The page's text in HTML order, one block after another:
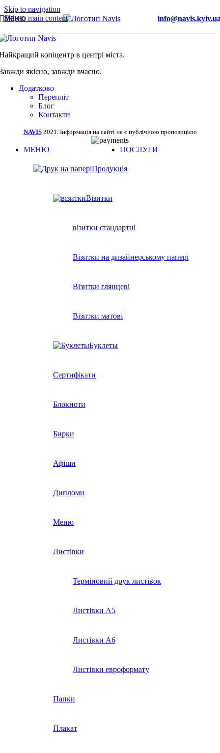
Skip to navigation
Skip to main content
МЕНЮ
копіцентр в центрі міста.
якісно, завжди вчасно.
Додатково
Перепліт
Блог
Контакти
NAVIS 2021. Інформація на сайті не є публічною пропозицією
МЕНЮ ПОСЛУГИ
Продукція
Візитки
візитки стандартні
Візитки на дизайнерському папері
Візитки глянцеві
Візитки матові
Буклеты
Сертифікати
Блокноти
Бирки
Афіши
Дипломи
Меню
Листівки
Терміновий друк листівок
Листівки А5
Листівки А6
Листівки евроформату
Папки
Плакат